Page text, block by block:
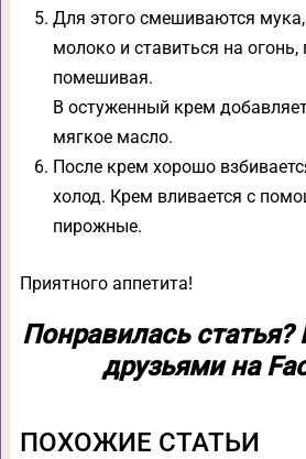
Для этого смешиваются мука,
молоко и ставиться на
помешивая.
В остуженный крем
мягкое масло.
После крем хорошо
холод. Крем вливается с
пирожные.
Приятного аппетита!
Понравилась статья?
друзьями на
ПОХОЖИЕ СТАТЬИ